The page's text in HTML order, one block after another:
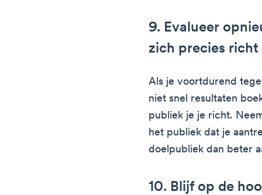
9. Evalueer
zich precies richt
Als je voortdurend
niet snel resultaten
publiek je je richt.
het publiek dat je
doelpubliek dan beter
10. Blijf op de